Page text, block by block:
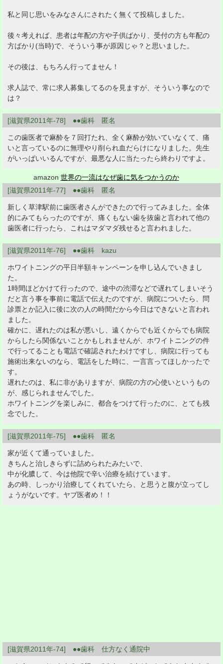
私と同じ思いをみなさんにされたく無くて投稿しました。
後々考えれば、患者は年配の方や子供ばかり、受付の方も年配の
方ばかり(当時)で、そういう事が原因じゃ？と思いました。
その後は、もちろん行ってません！
求人誌で、常に求人募集してるのを見ますが、そういう事なので
は？
[滋賀県2011年-78] ●●歯科 匿名
この歯医者で麻酔を７回打たれ、全く麻酔が効いていなくて、痛
いと言っているのに無理やり削られ血だらけになりました。先生
がいっぱいいるんですが、最悪な人に当たったら終わりですよ。
amazon 世界の一流はなぜ歯に気をつかうのか
[滋賀県2011年-77] ●●歯科 匿名
新しく草津駅前に歯医者さんができたので行ってみました。全体
的にみてもらったのですが、痛くもない歯を抜歯と言われて他の
歯医者に行ったら、これはマダマダ残せると言われました。
[滋賀県2011年-76] ●●歯科 kazu
ホワイトニングの平日半額キャンペーンを申し込んでいきまし
た。
1時間ほどかけて行ったので、途中の渋滞などで遅れてしまいそう
だと言う事を事前に電話で伝えたのですが、病院についたら、問
診票とか記入に後に次の人の時間だから今日はできないと言われ
ました。
確かに、遅れたのは私が悪いし、遠くからでも近くからでも病院
からしたら関係ないことかもしれませんが、ホワイトニングの件
で行ってることも電話で確認されたわけですし、病院に行っても
施術出来ないのなら、電話をした時に、一言言ってほしかったで
す。
遅れたのは、私に非がありますが、病院の方の心使いというもの
が、感じられませんでした。
ホワイトニングを楽しみに、都合をつけて行ったのに、とても残
念でした。
[滋賀県2011年-75] ●●歯科 匿名
家が近くて通っていました。
きちんと治しきらずに詰められたみたいで、
中が化膿して、今は他院で辛い治療を続けています。
あの時、しっかり治療してくれていたら、と思うと腹が立ってし
ょうがないです。ヤブ医者め！！
[滋賀県2011年-74] ●●歯科 仕方なく通院中